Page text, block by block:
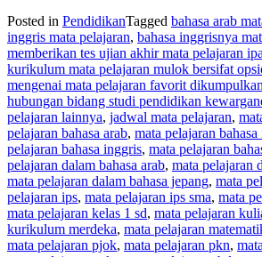
Posted in PendidikanTagged bahasa arab
inggris mata pelajaran, bahasa inggrisnya
memberikan tes ujian akhir mata pelajaran ipa
kurikulum mata pelajaran mulok bersifat
mengenai mata pelajaran favorit
hubungan bidang studi pendidikan
pelajaran lainnya, jadwal mata pelajaran,
pelajaran bahasa arab, mata pelajaran bahasa
pelajaran bahasa inggris, mata pelajaran
pelajaran dalam bahasa arab, mata pelajaran
mata pelajaran dalam bahasa jepang, mata
pelajaran ips, mata pelajaran ips sma, mata
mata pelajaran kelas 1 sd, mata pelajaran
kurikulum merdeka, mata pelajaran
mata pelajaran pjok, mata pelajaran pkn,